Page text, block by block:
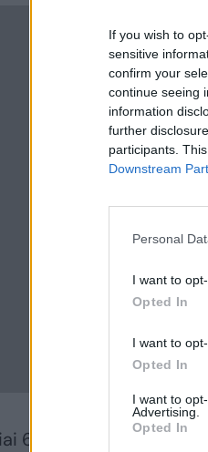
If you wish to
sensitive
confirm your
continue seeing
information
further
participants.
Downstream
Personal
I want to
Opted In
I want to
Opted In
I want to
Advertising.
Opted In
60 tūkst. keleivių